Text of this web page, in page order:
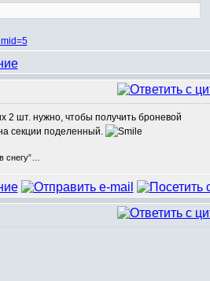
2 шт. нужно, чтобы получить броневой
секции поделенный.
снегу”…